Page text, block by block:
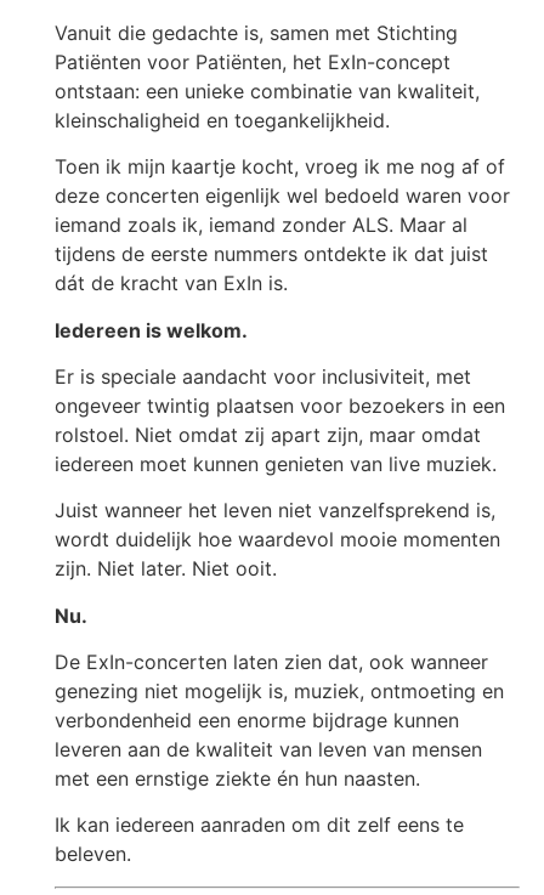
Vanuit die gedachte is, samen met Stichting
Patiënten voor Patiënten, het ExIn-concept
ontstaan: een unieke combinatie van kwaliteit,
kleinschaligheid en toegankelijkheid.
Toen ik mijn kaartje kocht, vroeg ik me nog af of
deze concerten eigenlijk wel bedoeld waren voor
iemand zoals ik, iemand zonder ALS. Maar al
tijdens de eerste nummers ontdekte ik dat juist
dát de kracht van ExIn is.
Iedereen is welkom.
Er is speciale aandacht voor inclusiviteit, met
ongeveer twintig plaatsen voor bezoekers in een
rolstoel. Niet omdat zij apart zijn, maar omdat
iedereen moet kunnen genieten van live muziek.
Juist wanneer het leven niet vanzelfsprekend is,
wordt duidelijk hoe waardevol mooie momenten
zijn. Niet later. Niet ooit.
Nu.
De ExIn-concerten laten zien dat, ook wanneer
genezing niet mogelijk is, muziek, ontmoeting en
verbondenheid een enorme bijdrage kunnen
leveren aan de kwaliteit van leven van mensen
met een ernstige ziekte én hun naasten.
Ik kan iedereen aanraden om dit zelf eens te
beleven.